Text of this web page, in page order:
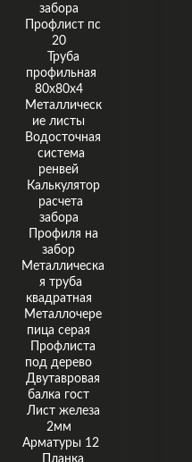
забора
Профлист пс
20
Труба
профильная
80х80х4
Металлическ
ие листы
Водосточная
система
ренвей
Калькулятор
расчета
забора
Профиля на
забор
Металлическа
я труба
квадратная
Металлочере
пица серая
Профлиста
под дерево
Двутавровая
балка гост
Лист железа
2мм
Арматуры 12
Планка